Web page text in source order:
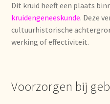
Newsletter
Newsletter
Notre vision du thé
Dit kruid heeft een plaats
kruidengeneeskunde. Deze
cultuurhistorische
werking of effectiviteit.
Voorzorgen bij